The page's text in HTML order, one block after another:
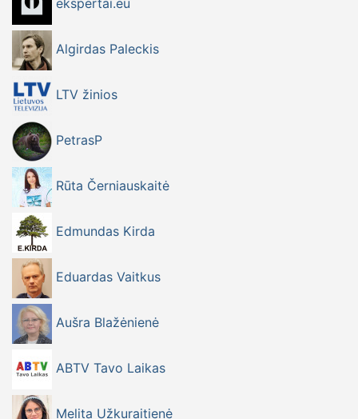
ekspertai.eu
Algirdas Paleckis
LTV žinios
PetrasP
Rūta Černiauskaitė
Edmundas Kirda
Eduardas Vaitkus
Aušra Blažėnienė
ABTV Tavo Laikas
Melita Užkuraitienė